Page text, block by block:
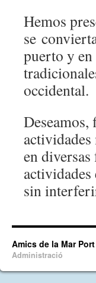
Hemos
se
puerto y en
occidental.
en
sin
Amics de la Mar
Administració